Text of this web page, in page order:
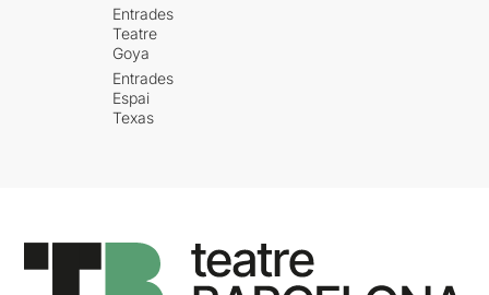
Entrades
Teatre
Goya
Entrades
Espai
Texas